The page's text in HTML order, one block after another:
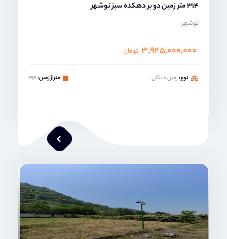
314 متر زمین دو بر دهکده سبز نوشهر
نوشهر
۳,۹۲۵,۰۰۰,۰۰۰ تومان
نوع:زمین جنگلی متراژ زمین:۳۱۴